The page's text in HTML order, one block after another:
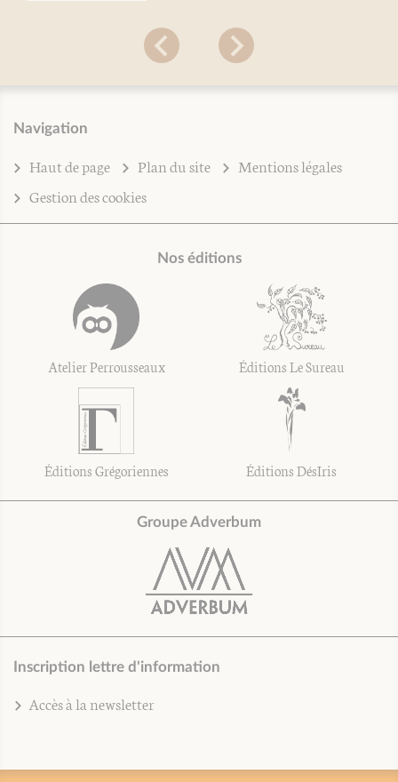
Navigation
Haut de page Plan du site
Mentions légales
Gestion des cookies
Nos éditions
Atelier Perrousseaux Éditions Le Sureau
Éditions Grégoriennes Éditions DésIris
Groupe Adverbum
Inscription lettre d'information
Accès à la newsletter